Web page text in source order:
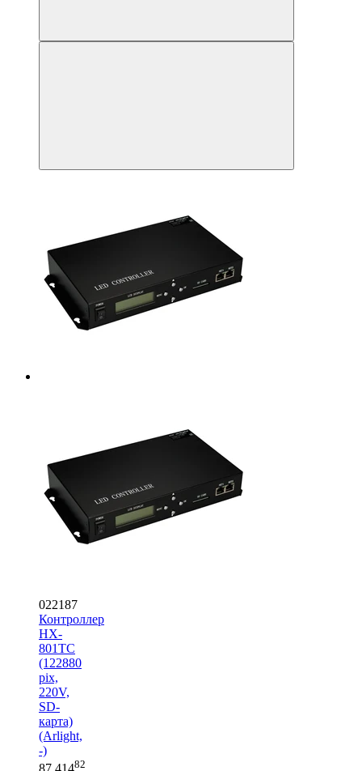
022187
Контроллер
HX-
801TC
(122880
pix,
220V,
SD-
карта)
(Arlight,
-)
87 41482